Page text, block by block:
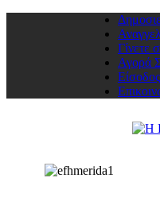
Γίνετε
Αγορά